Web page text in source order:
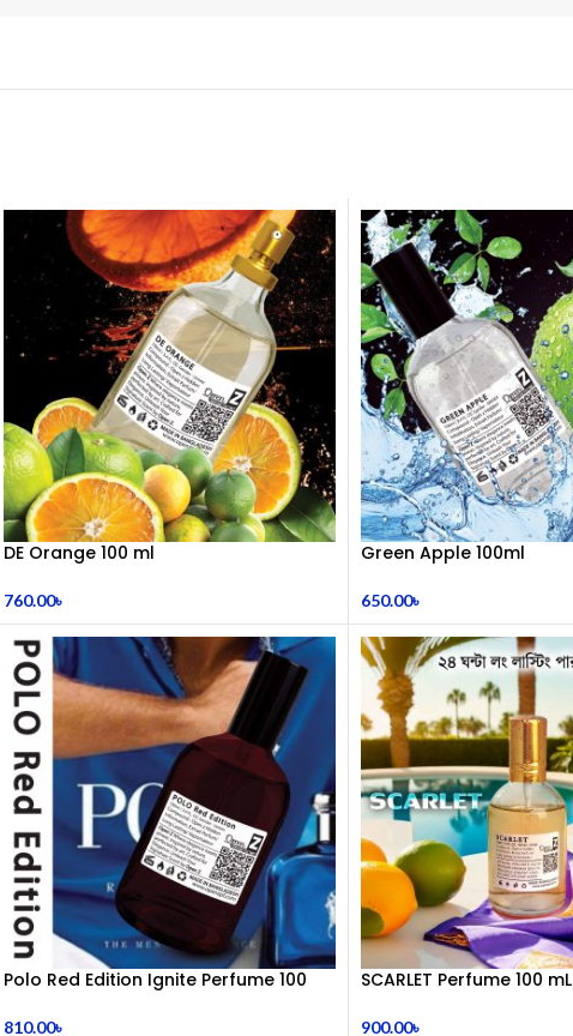
DE Orange 100 ml
760.00৳
Green Apple 100ml
650.00৳
Polo Red Edition Ignite Perfume 100
810.00৳
SCARLET Perfume 100 mL
900.00৳